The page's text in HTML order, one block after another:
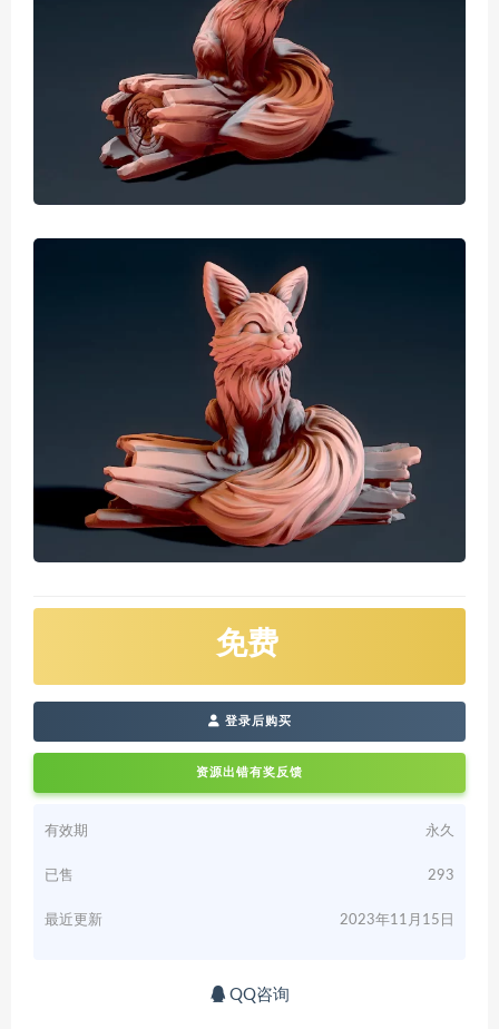
免费
登录后购买
资源出错有奖反馈
有效期 永久
已售 293
最近更新 2023年11月15日
QQ咨询